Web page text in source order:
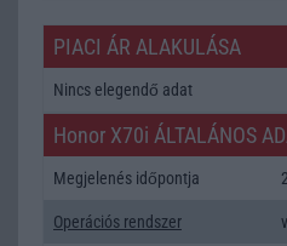
PIACI ÁR ALAKULÁSA
Nincs elegendő adat
Honor X70i ÁLTALÁNOS
Megjelenés időpontja
Operációs rendszer